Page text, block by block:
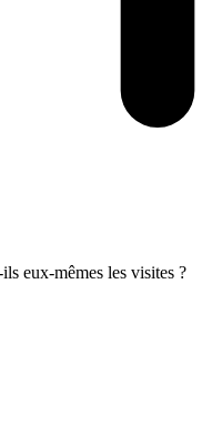
eux-mêmes les visites ?